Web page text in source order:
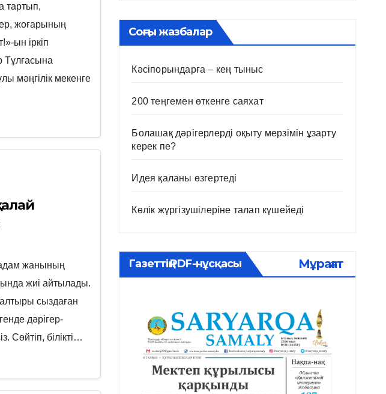
тартып,
жоғарының
ын іркіп
Тұлғасына
мәңгілік мекенге
жанының
жиі айтылады.
сыздаған
дәрігер-
Сөйтіп, білікті…
Соңғы жазбалар
Кәсіпорындарға – кең тыныс
200 теңгемен өткенге саяхат
Болашақ дәрігерлерді оқыту мерзімін ұзарту
керек пе?
Идея қаланы өзгертеді
Көлік жүргізушілеріне талап күшейеді
Газеттің PDF-нұсқасы Мұрағат